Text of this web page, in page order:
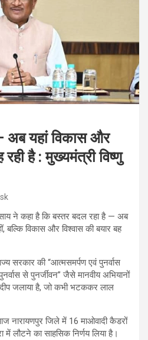
अब यहां विकास और
रही है : मुख्यमंत्री विष्णु
ने कहा है कि बस्तर बदल रहा है — अब
विकास और विश्वास की बयार बह
सरकार की “आत्मसमर्पण एवं पुनर्वास
से पुनर्जीवन” जैसे मानवीय अभियानों
जलाया है, जो कभी भटककर लाल
नारायणपुर जिले में 16 माओवादी कैडरों
में लौटने का साहसिक निर्णय लिया है।